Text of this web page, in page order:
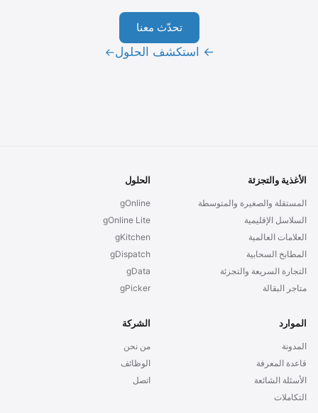
تحدّث معنا
← استكشف الحلول→
الأغذية والتجزئة
المستقلة والصغيرة والمتوسطة
السلاسل الإقليمية
العلامات العالمية
المطابخ السحابية
التجارة السريعة والتجزئة
متاجر البقالة
الحلول
gOnline
gOnline Lite
gKitchen
gDispatch
gData
gPicker
الموارد
المدونة
قاعدة المعرفة
الأسئلة الشائعة
التكاملات
الشركة
من نحن
الوظائف
اتصل